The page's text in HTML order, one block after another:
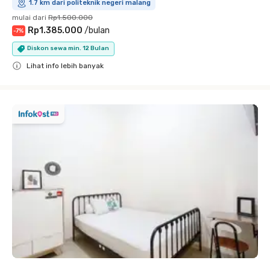
1.7 km dari politeknik negeri malang
mulai dari Rp1.500.000
-7% Rp1.385.000 /bulan
Diskon sewa min. 12 Bulan
Lihat info lebih banyak